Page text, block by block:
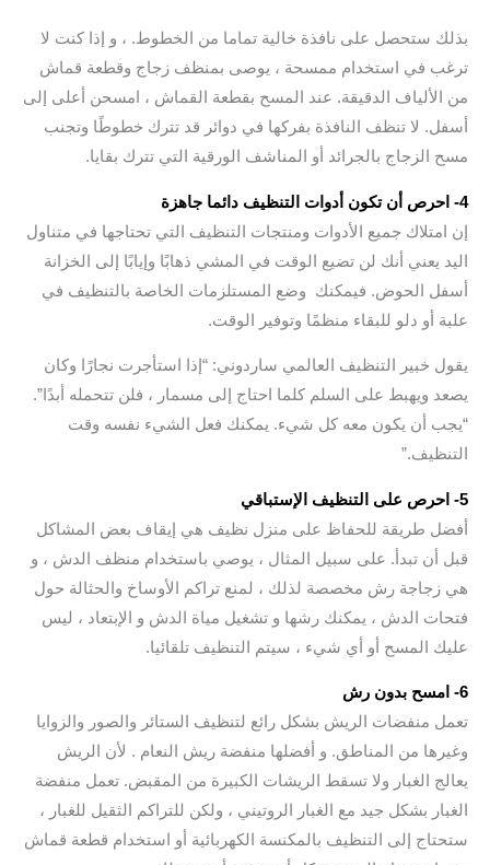
بذلك ستحصل على نافذة خالية تماما من الخطوط. ، و إذا كنت لا
ترغب في استخدام ممسحة ، يوصى بمنظف زجاج وقطعة قماش
من الألياف الدقيقة. عند المسح بقطعة القماش ، امسحن أعلى إلى
أسفل. لا تنظف النافذة بفركها في دوائر قد تترك خطوطًا وتجنب
مسح الزجاج بالجرائد أو المناشف الورقية التي تترك بقايا.
4- احرص أن تكون أدوات التنظيف دائما جاهزة
إن امتلاك جميع الأدوات ومنتجات التنظيف التي تحتاجها في متناول
اليد يعني أنك لن تضيع الوقت في المشي ذهابًا وإيابًا إلى الخزانة
أسفل الحوض. فيمكنك وضع المستلزمات الخاصة بالتنظيف في
علبة أو دلو للبقاء منظمًا وتوفير الوقت.
يقول خبير التنظيف العالمي ساردوني: “إذا استأجرت نجارًا وكان
يصعد ويهبط على السلم كلما احتاج إلى مسمار ، فلن تتحمله أبدًا”.
“يجب أن يكون معه كل شيء. يمكنك فعل الشيء نفسه وقت
التنظيف.”
5- احرص على التنظيف الإستباقي
أفضل طريقة للحفاظ على منزل نظيف هي إيقاف بعض المشاكل
قبل أن تبدأ. على سبيل المثال ، يوصي باستخدام منظف الدش ، و
هي زجاجة رش مخصصة لذلك ، لمنع تراكم الأوساخ والحثالة حول
فتحات الدش ، يمكنك رشها و تشغيل مياة الدش و الإبتعاد ، ليس
عليك المسح أو أي شيء ، سيتم التنظيف تلقائيا.
6- امسح بدون رش
تعمل منفضات الريش بشكل رائع لتنظيف الستائر والصور والزوايا
وغيرها من المناطق. و أفضلها منفضة ريش النعام . لأن الريش
يعالج الغبار ولا تسقط الريشات الكبيرة من المقبض. تعمل منفضة
الغبار بشكل جيد مع الغبار الروتيني ، ولكن للتراكم الثقيل للغبار ،
ستحتاج إلى التنظيف بالمكنسة الكهربائية أو استخدام قطعة قماش